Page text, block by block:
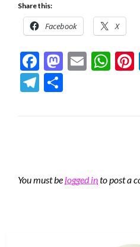
Share this:
Facebook X
Facebook
Mastodon
Email
Telegram
You must be logged into post a